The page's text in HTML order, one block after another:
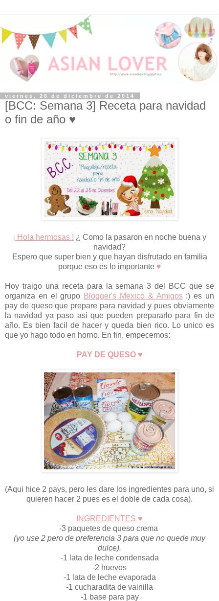
viernes, 26 de diciembre de 2014
[BCC: Semana 3] Receta para navidad
o fin de año ♥
¡ Hola hermosas ! ¿ Como la pasaron en noche buena y
navidad?
Espero que super bien y que hayan disfrutado en familia
porque eso es lo importante ♥
Hoy traigo una receta para la semana 3 del BCC que se
organiza en el grupo Blogger's Mexico & Amigos:) es un
pay de queso que prepare para navidad y pues obviamente
la navidad ya paso asi que pueden prepararlo para fin de
año. Es bien facil de hacer y queda bien rico. Lo unico es
que yo hago todo en horno. En fin, empecemos:
PAY DE QUESO ♥
(Aqui hice 2 pays, pero les dare los ingredientes para uno, si
quieren hacer 2 pues es el doble de cada cosa).
INGREDIENTES ♥
-3 paquetes de queso crema
(yo use 2 pero de preferencia 3 para que no quede muy
dulce).
-1 lata de leche condensada
-2 huevos
-1 lata de leche evaporada
-1 cucharadita de vainilla
-1 base para pay